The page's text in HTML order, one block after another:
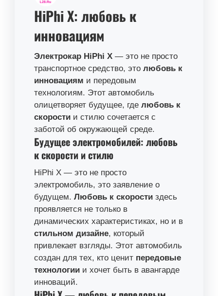
HiPhi X: любовь к
инновациям
Электрокар HiPhi X — это не просто
транспортное средство, это любовь к
инновациям и передовым
технологиям. Этот автомобиль
олицетворяет будущее, где любовь к
скорости и стилю сочетается с
заботой об окружающей среде.
Будущее электромобилей: любовь
к скорости и стилю
HiPhi X — это не просто
электромобиль, это заявление о
будущем. Любовь к скорости здесь
проявляется не только в
динамических характеристиках, но и в
стильном дизайне, который
привлекает взгляды. Этот автомобиль
создан для тех, кто ценит передовые
технологии и хочет быть в авангарде
инноваций.